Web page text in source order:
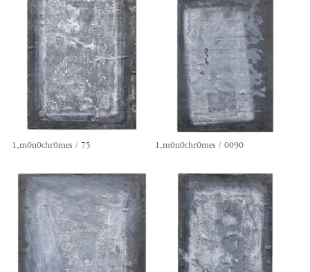
1,m0n0chr0mes / 75 1,m0n0chr0mes / 0090